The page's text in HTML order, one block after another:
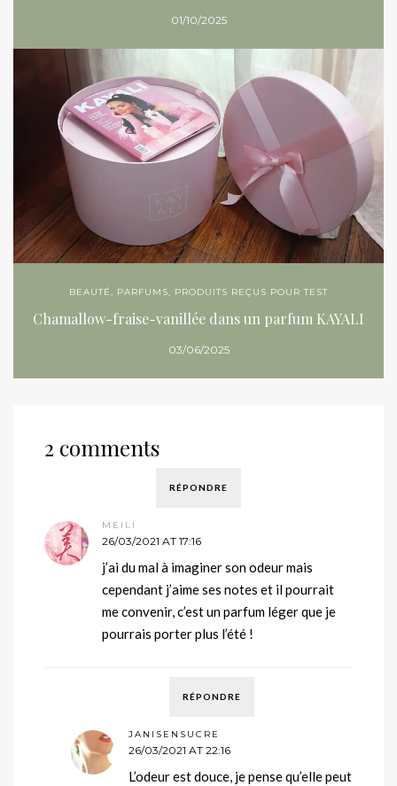
01/10/2025
BEAUTÉ, PARFUMS, PRODUITS REÇUS POUR TEST
Chamallow-fraise-vanillée dans un parfum KAYALI
03/06/2025
2 comments
RÉPONDRE
MEILI
26/03/2021 AT 17:16
j’ai du mal à imaginer son odeur mais
cependant j’aime ses notes et il pourrait
me convenir, c’est un parfum léger que je
pourrais porter plus l’été !
RÉPONDRE
JANISENSUCRE
26/03/2021 AT 22:16
L’odeur est douce, je pense qu’elle peut